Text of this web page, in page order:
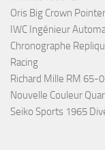
Oris Big Crown
IWC Ingénieur
Chronographe
Racing
Richard Mille RM 65-
Nouvelle Couleur
Seiko Sports 1965